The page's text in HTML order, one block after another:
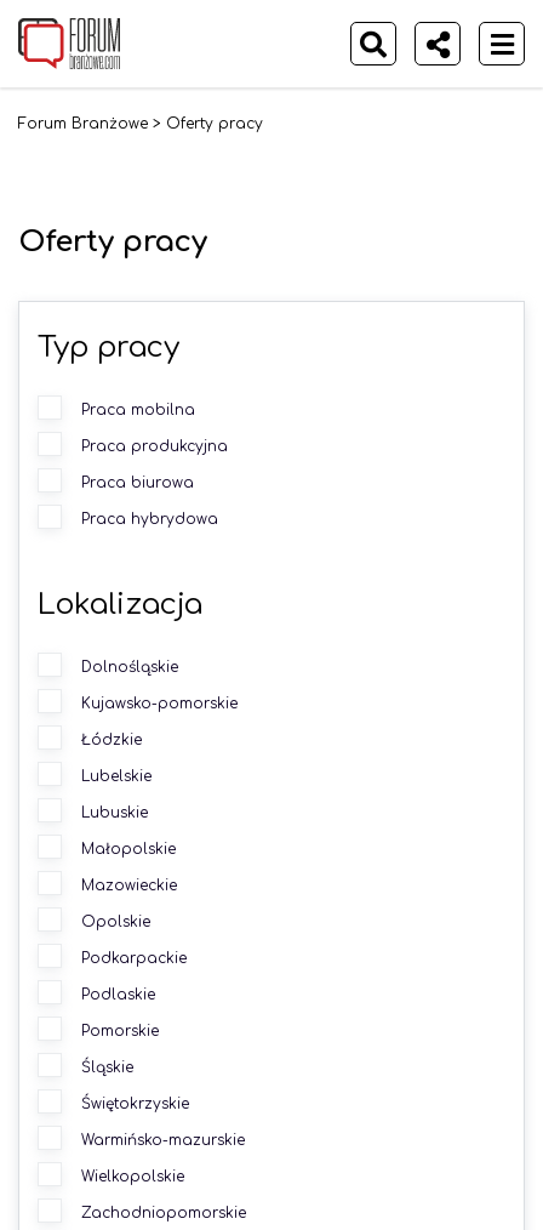
Forum Branżowe > Oferty pracy
Oferty pracy
Typ pracy
Praca mobilna
Praca produkcyjna
Praca biurowa
Praca hybrydowa
Lokalizacja
Dolnośląskie
Kujawsko-pomorskie
Łódzkie
Lubelskie
Lubuskie
Małopolskie
Mazowieckie
Opolskie
Podkarpackie
Podlaskie
Pomorskie
Śląskie
Świętokrzyskie
Warmińsko-mazurskie
Wielkopolskie
Zachodniopomorskie